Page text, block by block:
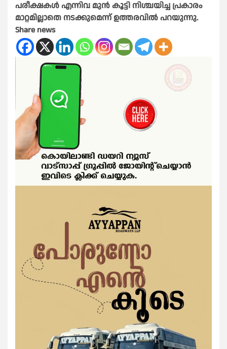
പരീക്ഷകൾ എന്നിവ മുൻ കൂട്ടി നിശ്ചയിച്ച പ്രകാരം
മാറ്റമില്ലാതെ നടക്കുമെന്ന് ഉത്തരവിൽ പറയുന്നു.
Share news